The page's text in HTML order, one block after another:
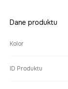
Dane produktu
Kolor
ID Produktu